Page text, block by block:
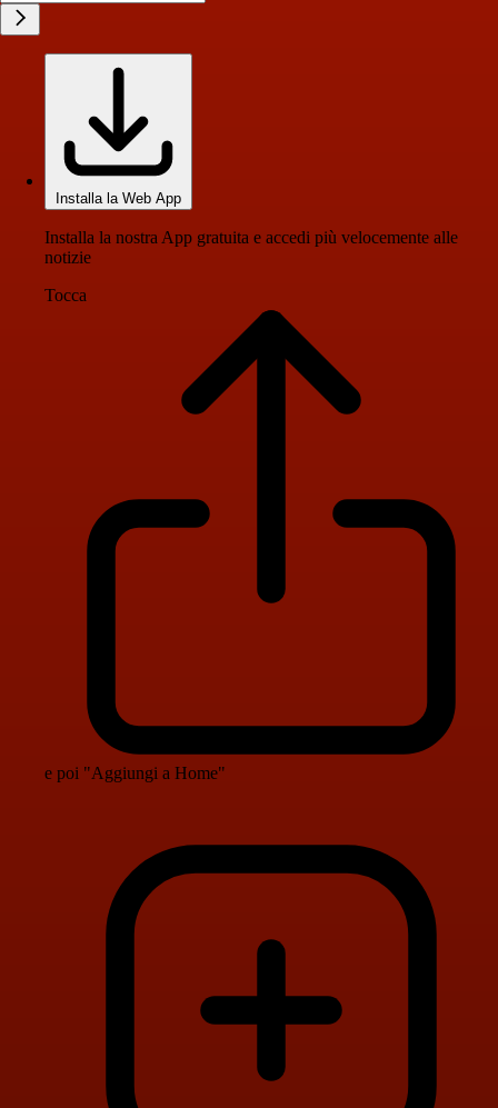
Installa la Web App
Installa la nostra App gratuita e accedi più velocemente alle
notizie
Tocca
e poi "Aggiungi a Home"